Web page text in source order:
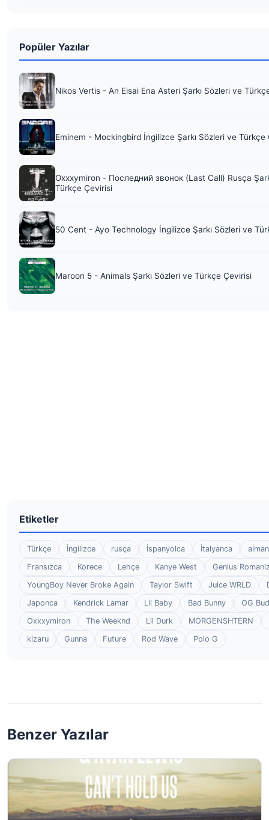
Popüler Yazılar
Nikos Vertis - An Eisai Ena Asteri Şarkı Sözleri ve
Eminem - Mockingbird İngilizce Şarkı Sözleri ve Türkçe
Oxxxymiron - Последний звонок (Last Call) Rusça
Türkçe Çevirisi
50 Cent - Ayo Technology İngilizce Şarkı Sözleri ve
Maroon 5 - Animals Şarkı Sözleri ve Türkçe Çevirisi
Etiketler
Türkçe İngilizce rusça İspanyolca İtalyanca
Fransızca
Korece Lehçe Kanye West
Genius
YoungBoy Never Broke Again
Taylor Swift Juice WRLD
Japonca
Kendrick Lamar Lil Baby Bad Bunny
OG
Oxxxymiron
The Weeknd Lil Durk
MORGENSHTERN
kizaru
Gunna Future Rod Wave Polo G
Benzer Yazılar